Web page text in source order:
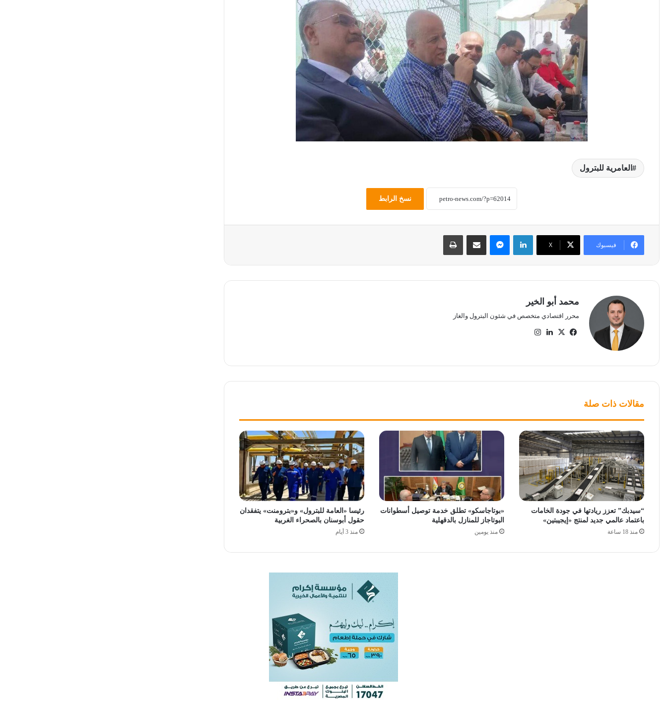
العامرية للبترول
نسخ الرابط
فيسبوك ‫X
لينكدإن ماسنجر مشاركة عبر البريد طباعة
محمد أبو الخير
محرر اقتصادي متخصص في شئون البترول والغاز
فيسبوك
‫X لينكدإن
مقالات ذات صلة
“سيدبك” تعزز ريادتها في جودة الخامات
باعتماد عالمي جديد لمنتج «إيجيبتين»
منذ 18 ساعة
«بوتاجاسكو» تطلق خدمة توصيل أسطوانات
البوتاجاز للمنازل بالدقهلية
منذ يومين
رئيسا «العامة للبترول» و«بترومنت» يتفقدان
حقول أبوسنان بالصحراء الغربية
منذ 3 أيام